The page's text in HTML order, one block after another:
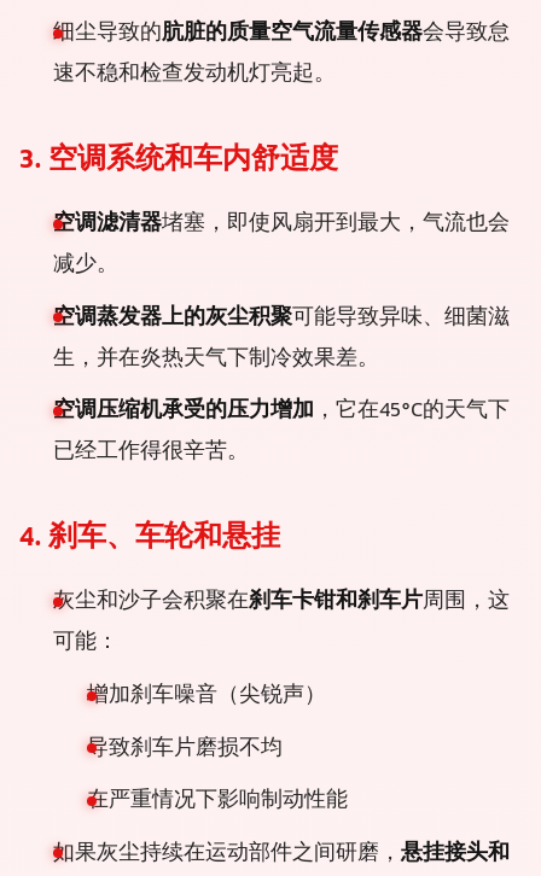
细尘导致的肮脏的质量空气流量传感器会导致怠
速不稳和检查发动机灯亮起。
3. 空调系统和车内舒适度
空调滤清器堵塞，即使风扇开到最大，气流也会
减少。
空调蒸发器上的灰尘积聚可能导致异味、细菌滋
生，并在炎热天气下制冷效果差。
空调压缩机承受的压力增加 ，它在45°C的天气下
已经工作得很辛苦。
4. 刹车、车轮和悬挂
灰尘和沙子会积聚在刹车卡钳和刹车片周围，这
可能：
增加刹车噪音（尖锐声）
导致刹车片磨损不均
在严重情况下影响制动性能
如果灰尘持续在运动部件之间研磨， 悬挂接头和